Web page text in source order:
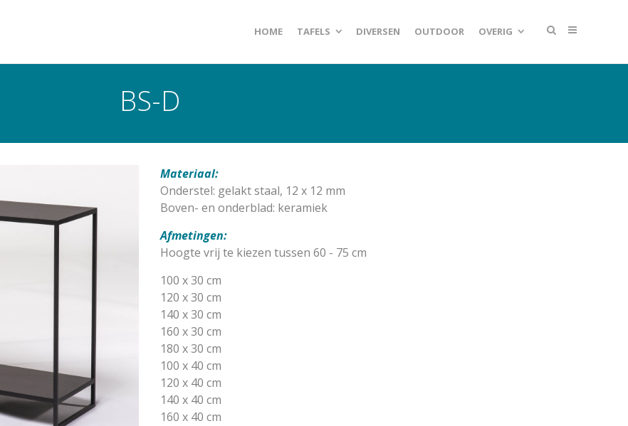
HOME TAFELS DIVERSEN OUTDOOR OVERIG
BS-D
Materiaal:
Onderstel: gelakt staal, 12 x 12 mm
Boven- en onderblad: keramiek
Afmetingen:
Hoogte vrij te kiezen tussen 60 - 75 cm
100 x 30 cm
120 x 30 cm
140 x 30 cm
160 x 30 cm
180 x 30 cm
100 x 40 cm
120 x 40 cm
140 x 40 cm
160 x 40 cm